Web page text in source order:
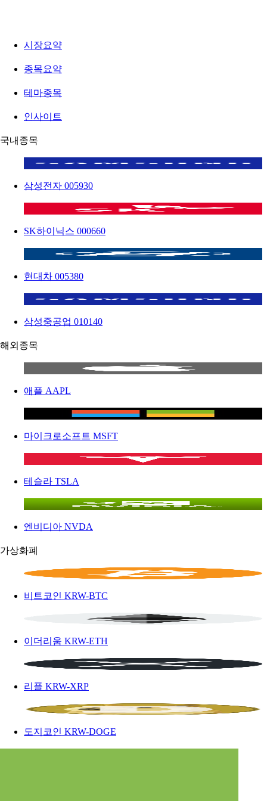
시장요약
종목요약
테마종목
인사이트
국내종목
삼성전자 005930
SK하이닉스 000660
현대차 005380
삼성중공업 010140
해외종목
애플 AAPL
마이크로소프트 MSFT
테슬라 TSLA
엔비디아 NVDA
가상화폐
비트코인 KRW-BTC
이더리움 KRW-ETH
리플 KRW-XRP
도지코인 KRW-DOGE